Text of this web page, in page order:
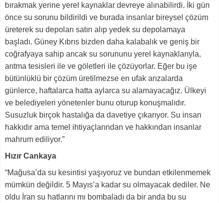
bırakmak yerine yerel kaynaklar devreye alınabilirdi. İki gün
önce su sorunu bildirildi ve burada insanlar bireysel çözüm
üreterek su depoları satın alıp yedek su depolamaya
başladı. Güney Kıbrıs bizden daha kalabalık ve geniş bir
coğrafyaya sahip ancak su sorununu yerel kaynaklarıyla,
arıtma tesisleri ile ve göletleri ile çözüyorlar. Eğer bu işe
bütünlüklü bir çözüm üretilmezse en ufak arızalarda
günlerce, haftalarca hatta aylarca su alamayacağız. Ülkeyi
ve belediyeleri yönetenler bunu oturup konuşmalıdır.
Susuzluk birçok hastalığa da davetiye çıkarıyor. Su insan
hakkıdır ama temel ihtiyaçlarından ve hakkından insanlar
mahrum ediliyor.”
Hızır Cankaya
“Mağusa’da su kesintisi yaşıyoruz ve bundan etkilenmemek
mümkün değildir. 5 Mayıs’a kadar su olmayacak dediler. Ne
oldu İran su hatlarını mı bombaladı da bir anda bu su